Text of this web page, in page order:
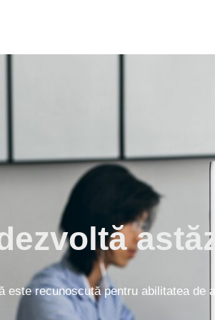
este recunoscută pentru abilitatea de